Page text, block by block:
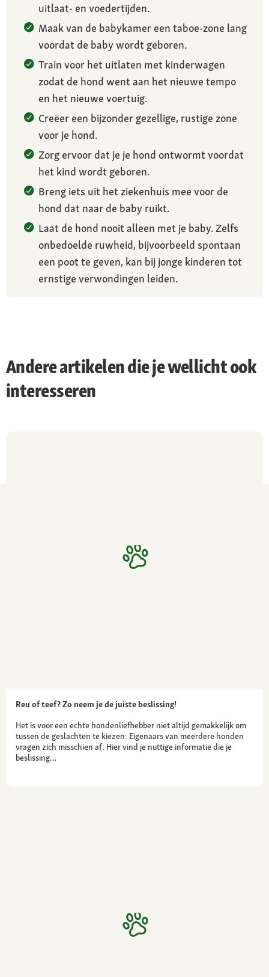
uitlaat- en voedertijden.
Maak van de babykamer een taboe-zone lang
voordat de baby wordt geboren.
Train voor het uitlaten met kinderwagen
zodat de hond went aan het nieuwe tempo
en het nieuwe voertuig.
Creëer een bijzonder gezellige, rustige zone
voor je hond.
Zorg ervoor dat je je hond ontwormt voordat
het kind wordt geboren.
Breng iets uit het ziekenhuis mee voor de
hond dat naar de baby ruikt.
Laat de hond nooit alleen met je baby. Zelfs
onbedoelde ruwheid, bijvoorbeeld spontaan
een poot te geven, kan bij jonge kinderen tot
ernstige verwondingen leiden.
Andere artikelen die je wellicht ook
interesseren
Reu of teef? Zo neem je de juiste beslissing!
Het is voor een echte hondenliefhebber niet altijd gemakkelijk om
tussen de geslachten te kiezen: Eigenaars van meerdere honden
vragen zich misschien af: Hier vind je nuttige informatie die je
beslissing…